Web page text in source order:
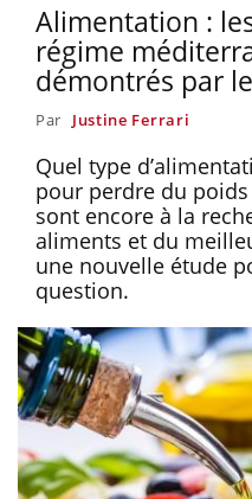
Alimentation :
régime
démontrés par
Par Justine Ferrari
Quel type
pour perdre du
sont encore à la
aliments et du
une nouvelle étude
question.